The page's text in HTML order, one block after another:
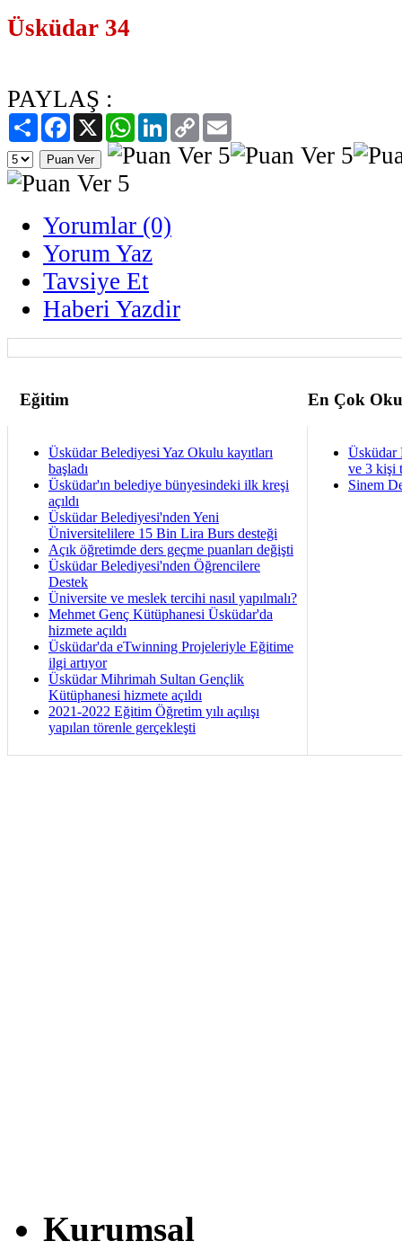
Üsküdar 34
PAYLAŞ :
PaylaşFacebook
X WhatsAppLinkedIn
Copy
Link
Yorumlar (0)
Yorum Yaz
Tavsiye Et
Haberi Yazdir
Eğitim En Çok
Üsküdar Belediyesi Yaz Okulu kayıtları
başladı
Üsküdar'ın belediye bünyesindeki ilk kreşi
açıldı
Üsküdar Belediyesi'nden Yeni
Üniversitelilere 15 Bin Lira Burs desteği
Açık öğretimde ders geçme puanları değişti
Üsküdar Belediyesi'nden Öğrencilere
Destek
Üniversite ve meslek tercihi nasıl yapılmalı?
Mehmet Genç Kütüphanesi Üsküdar'da
hizmete açıldı
Üsküdar'da eTwinning Projeleriyle Eğitime
ilgi artıyor
Üsküdar Mihrimah Sultan Gençlik
Kütüphanesi hizmete açıldı
2021-2022 Eğitim Öğretim yılı açılışı
yapılan törenle gerçekleşti
Üsküdar
ve 3 kişi
Sinem
Kurumsal